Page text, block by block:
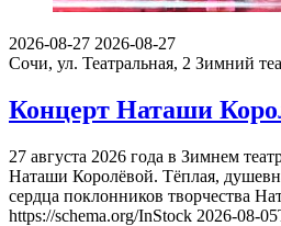
2026-08-27 2026-08-27
Сочи, ул. Театральная, 2 Зимний
Концерт Наташи
27 августа 2026 года в Зимнем
Наташи Королёвой. Тёплая,
сердца поклонников творчества
https://schema.org/InStock 2026-08-